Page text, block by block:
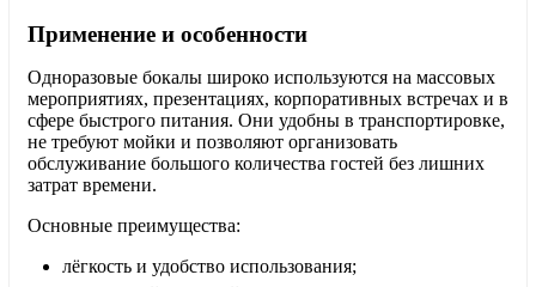
Применение и особенности
Одноразовые бокалы широко используются на массовых
мероприятиях, презентациях, корпоративных встречах и в
сфере быстрого питания. Они удобны в транспортировке,
не требуют мойки и позволяют организовать
обслуживание большого количества гостей без лишних
затрат времени.
Основные преимущества:
лёгкость и удобство использования;